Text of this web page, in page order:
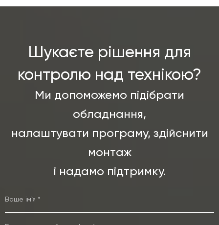
Шукаєте рішення для
контролю над технікою?
Ми допоможемо підібрати
обладнання,
налаштувати програму, здійснити
монтаж
і надамо підтримку.